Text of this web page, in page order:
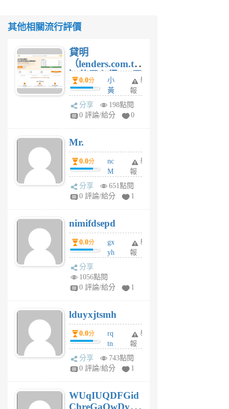
其他相關流行評價
貸明
（lenders.com.tw
）使用心得 — 民
間貸款比較平台
體驗
0.0分
小
黃
蜂
1
舉
報
分享
198點閱
0 評論/給分
0
Mr.
0.0分
nc
M
U
F
U
5
個
月
舉
報
分享
651點閱
0 評論/給分
1
nimifdsepd
0.0分
gx
yh
jl
月
前
舉
報
分享
1056點閱
0 評論/給分
1
lduyxjtsmh
0.0分
rq
tn
jt
gl
個
月
舉
報
分享
743點閱
0 評論/給分
1
WUqIUQDFGid